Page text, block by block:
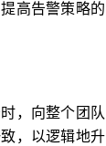
高告警策略的
，向整个团队
，以逻辑地升